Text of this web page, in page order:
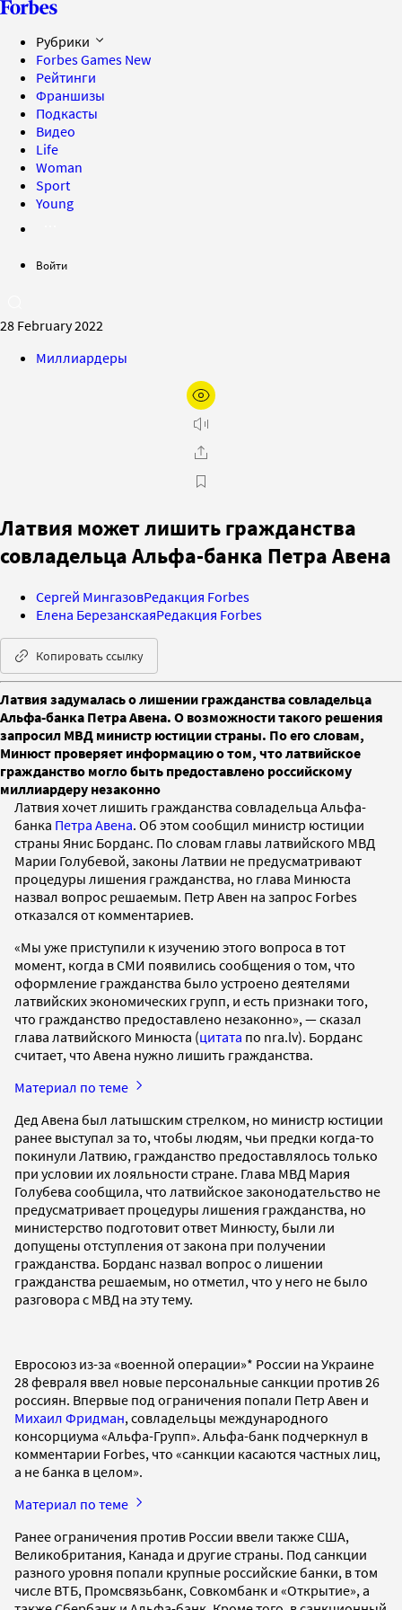
Рубрики
Forbes Games New
Рейтинги
Франшизы
Подкасты
Видео
Life
Woman
Sport
Young
Войти
28 February 2022
Миллиардеры
Латвия может лишить гражданства
совладельца Альфа-банка Петра Авена
Сергей МингазовРедакция Forbes
Елена БерезанскаяРедакция Forbes
Копировать ссылку
Латвия задумалась о лишении гражданства совладельца
Альфа-банка Петра Авена. О возможности такого решения
запросил МВД министр юстиции страны. По его словам,
Минюст проверяет информацию о том, что латвийское
гражданство могло быть предоставлено российскому
миллиардеру незаконно
Латвия хочет лишить гражданства совладельца Альфа-
банка Петра Авена. Об этом сообщил министр юстиции
страны Янис Борданс. По словам главы латвийского МВД
Марии Голубевой, законы Латвии не предусматривают
процедуры лишения гражданства, но глава Минюста
назвал вопрос решаемым. Петр Авен на запрос Forbes
отказался от комментариев.
«Мы уже приступили к изучению этого вопроса в тот
момент, когда в СМИ появились сообщения о том, что
оформление гражданства было устроено деятелями
латвийских экономических групп, и есть признаки того,
что гражданство предоставлено незаконно», — сказал
глава латвийского Минюста (цитата по nra.lv). Борданс
считает, что Авена нужно лишить гражданства.
Материал по теме
Дед Авена был латышским стрелком, но министр юстиции
ранее выступал за то, чтобы людям, чьи предки когда-то
покинули Латвию, гражданство предоставлялось только
при условии их лояльности стране. Глава МВД Мария
Голубева сообщила, что латвийское законодательство не
предусматривает процедуры лишения гражданства, но
министерство подготовит ответ Минюсту, были ли
допущены отступления от закона при получении
гражданства. Борданс назвал вопрос о лишении
гражданства решаемым, но отметил, что у него не было
разговора с МВД на эту тему.
Евросоюз из-за «военной операции»* России на Украине
28 февраля ввел новые персональные санкции против 26
россиян. Впервые под ограничения попали Петр Авен и
Михаил Фридман, совладельцы международного
консорциума «Альфа-Групп». Альфа-банк подчеркнул в
комментарии Forbes, что «санкции касаются частных лиц,
а не банка в целом».
Материал по теме
Ранее ограничения против России ввели также США,
Великобритания, Канада и другие страны. Под санкции
разного уровня попали крупные российские банки, в том
числе ВТБ, Промсвязьбанк, Совкомбанк и «Открытие», а